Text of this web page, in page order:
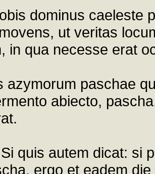
dominus caeleste
ut veritas
in qua necesse erat
azymorum paschae
abiecto,
quis autem dicat: si
ergo et eadem